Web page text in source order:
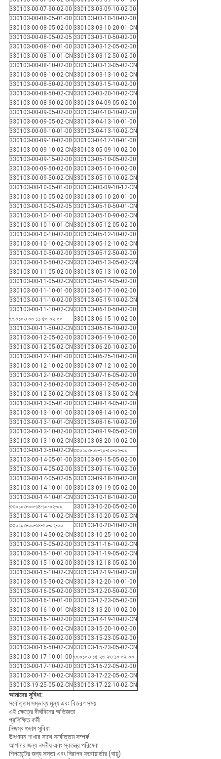
330103-00-07-90-02-00 330103-03-09-10-02-00
330103-00-08-05-01-00 330103-03-10-10-02-00
330103-00-08-05-02-00 330103-03-10-20-01-CN
330103-00-08-05-02-05 330103-03-10-50-02-00
330103-00-08-10-01-00 330103-03-12-05-02-00
330103-00-08-10-01-CN 330103-03-12-50-02-00
330103-00-08-10-02-00 330103-03-13-05-02-CN
330103-00-08-10-02-CN 330103-03-13-10-02-CN
330103-00-08-50-02-00 330103-03-15-10-02-00
330103-00-08-50-02-CN 330103-03-20-10-02-CN
330103-00-08-90-02-00 330103-04-09-05-02-00
330103-00-09-05-02-00 330103-04-10-10-02-00
330103-00-09-05-02-CN 330103-04-13-10-01-00
330103-00-09-10-01-00 330103-04-13-10-02-CN
330103-00-09-10-02-00 330103-04-17-10-01-00
330103-00-09-10-02-CN 330103-05-09-10-02-00
330103-00-09-15-02-00 330103-05-10-05-02-00
330103-00-09-50-02-00 330103-05-10-10-02-00
330103-00-09-50-02-CN 330103-05-10-10-02-CN
330103-00-10-05-01-00 330103-00-09-10-12-CN
330103-00-10-05-02-00 330103-05-10-20-01-00
330103-00-10-05-02-05 330103-05-10-50-01-CN
330103-00-10-10-01-00 330103-05-10-90-02-CN
330103-00-10-10-01-CN 330103-05-12-05-02-00
330103-00-10-10-02-00 330103-05-12-10-02-00
330103-00-10-10-02-CN 330103-05-12-10-02-CN
330103-00-10-50-02-00 330103-05-12-50-02-00
330103-00-10-50-02-CN 330103-05-13-05-02-CN
330103-00-11-05-02-00 330103-05-13-10-02-00
330103-00-11-05-02-CN 330103-05-14-05-02-00
330103-00-11-10-01-00 330103-05-17-10-02-00
330103-00-11-10-02-00 330103-05-19-10-02-CN
330103-00-11-10-02-CN 330103-06-10-50-02-00
৩৩০১০৩-০০-১১-৫০-০২-০০
330103-06-15-10-02-00
330103-00-11-50-02-CN 330103-06-16-10-02-00
330103-00-12-05-02-00 330103-06-19-10-02-00
330103-00-12-05-02-CN 330103-06-20-10-02-00
330103-00-12-10-01-00 330103-06-25-10-02-00
330103-00-12-10-02-00 330103-07-12-10-02-00
330103-00-12-10-02-CN 330103-07-16-05-02-00
330103-00-12-50-02-00 330103-08-12-05-02-00
330103-00-12-50-02-CN 330103-08-13-50-02-CN
330103-00-13-05-01-00 330103-08-14-05-02-00
330103-00-13-10-01-00 330103-08-14-10-02-00
330103-00-13-10-01-CN 330103-08-16-10-02-00
330103-00-13-10-02-00 330103-08-19-05-02-00
330103-00-13-10-02-CN 330103-08-20-10-02-00
330103-00-13-50-02-CN ৩৩০১০৩-০৮-২০-৫০-০২-০০
330103-00-14-05-01-00 330103-09-15-05-02-00
330103-00-14-05-02-00 330103-09-16-10-02-00
330103-00-14-05-02-05 330103-09-18-10-02-00
330103-00-14-10-01-00 330103-09-19-05-02-00
330103-00-14-10-01-CN 330103-10-18-10-02-00
৩৩০১০৩-০০-১৪-১০-০২-০০
330103-10-20-05-02-00
330103-00-14-10-02-CN 330103-10-20-05-02-CN
৩৩০১০৩-০০-১৪-৫০-০২-০০
330103-10-20-10-02-00
330103-00-14-50-02-CN 330103-10-25-10-02-00
330103-00-15-05-02-00 330103-11-16-10-02-CN
330103-00-15-10-01-00 330103-11-19-05-02-CN
330103-00-15-10-02-00 330103-12-18-05-02-00
330103-00-15-10-02-CN 330103-12-19-10-02-00
330103-00-15-50-02-CN 330103-12-20-10-01-00
330103-00-16-05-02-00 330103-12-20-50-02-00
330103-00-16-10-01-00 330103-12-23-05-02-00
330103-00-16-10-01-CN 330103-13-20-10-02-00
330103-00-16-10-02-00 330103-14-19-10-02-CN
330103-00-16-10-02-CN 330103-15-20-10-02-00
330103-00-16-20-02-00 330103-15-23-05-02-00
330103-00-16-50-02-CN 330103-15-23-05-02-CN
330103-00-17-10-01-00 ৩৩০১০৩-১৫-২৩-২৩-১০-০২-০০
330103-00-17-10-02-00 330103-16-22-05-02-00
330103-00-17-10-02-CN 330103-17-22-05-02-CN
330103-19-25-05-02-CN 330103-17-22-10-02-CN
আমাদের সুবিধা:
সর্বোত্তম সম্ভাব্য মূল্য এবং বিতরণ সময়
এই ক্ষেত্রে দীর্ঘদিনের অভিজ্ঞতা
প্রশিক্ষিত কর্মী
নিজস্ব গুদাম সুবিধা
উৎপাদন শাখার সাথে সর্বোত্তম সম্পর্ক
আপনার জন্য নমনীয় এবং স্বতন্ত্র পরিষেবা
শিপমেন্টের জন্য সস্তা এবং নিরাপদ ফরোয়ার্ডার (বায়ু)